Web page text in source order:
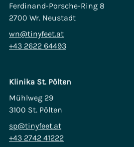
Ferdinand-Porsche-Ring 8
2700 Wr. Neustadt
wn@tinyfeet.at
+43 2622 64493
Klinika St. Pölten
Mühlweg 29
3100 St. Pölten
sp@tinyfeet.at
+43 2742 41222